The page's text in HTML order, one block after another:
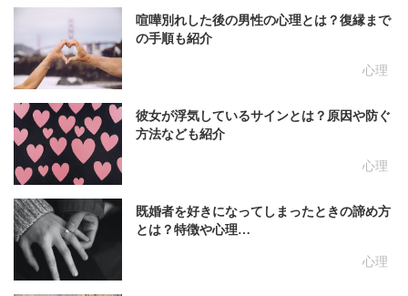
心理
喧嘩別れした後の男性の心理とは？復縁まで
の手順も紹介
心理
彼女が浮気しているサインとは？原因や防ぐ
方法なども紹介
心理
既婚者を好きになってしまったときの諦め方
とは？特徴や心理…